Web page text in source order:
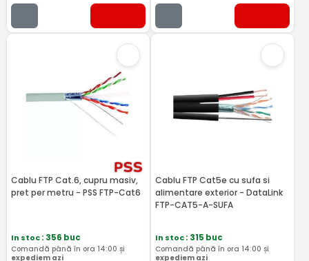
Cablu FTP Cat.6, cupru masiv,
pret per metru - PSS FTP-Cat6
In stoc: 356 buc
Comandă până în ora 14:00 și
expediem azi
Cablu FTP Cat5e cu sufa si
alimentare exterior - DataLink
FTP-CAT5-A-SUFA
In stoc: 315 buc
Comandă până în ora 14:00 și
expediem azi